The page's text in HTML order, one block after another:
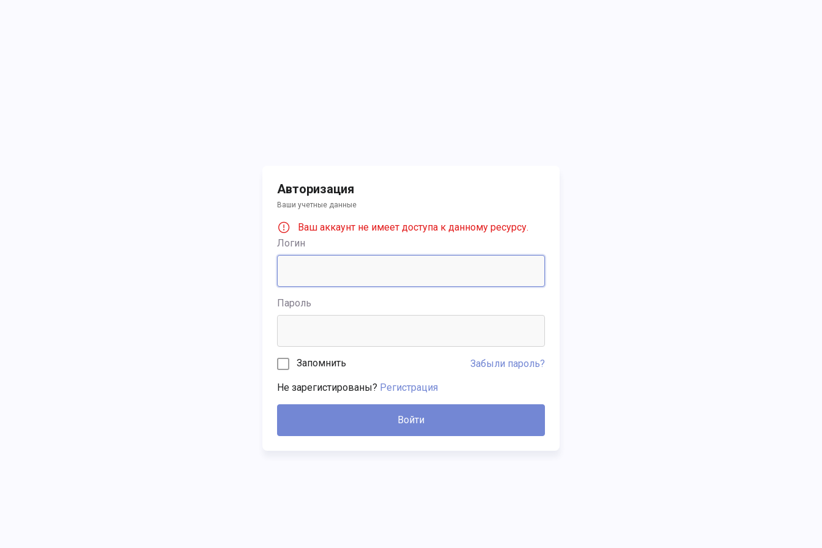
Авторизация
Ваши учетные данные
Ваш аккаунт не имеет доступа к данному ресурсу.
Логин
Пароль
Запомнить Забыли пароль?
Не зарегистированы? Регистрация